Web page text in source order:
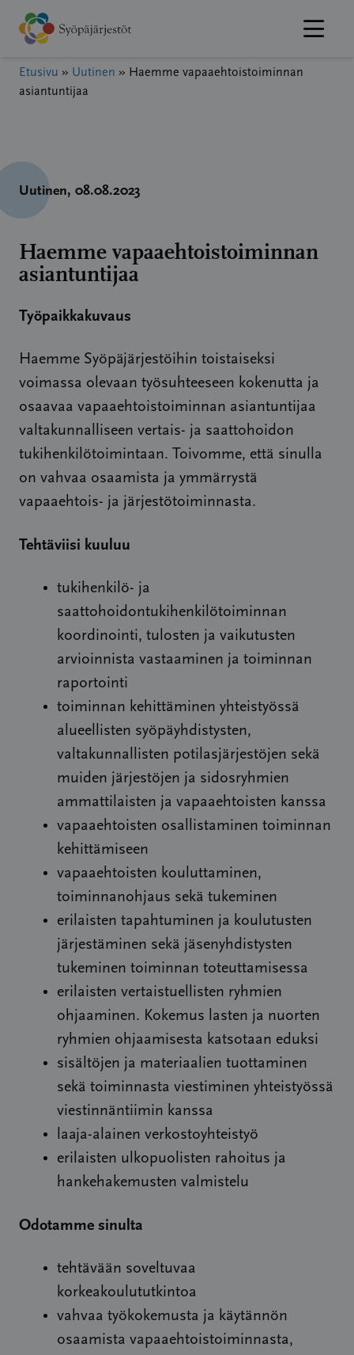
Hyppää
sisältöön
Etusivu » Uutinen » Haemme vapaaehtoistoiminnan
asiantuntijaa
Uutinen, 08.08.2023
Haemme vapaaehtoistoiminnan
asiantuntijaa
Työpaikkakuvaus
Haemme Syöpäjärjestöihin toistaiseksi
voimassa olevaan työsuhteeseen kokenutta ja
osaavaa vapaaehtoistoiminnan asiantuntijaa
valtakunnalliseen vertais- ja saattohoidon
tukihenkilötoimintaan. Toivomme, että sinulla
on vahvaa osaamista ja ymmärrystä
vapaaehtois- ja järjestötoiminnasta.
Tehtäviisi kuuluu
tukihenkilö- ja
saattohoidontukihenkilötoiminnan
koordinointi, tulosten ja vaikutusten
arvioinnista vastaaminen ja toiminnan
raportointi
toiminnan kehittäminen yhteistyössä
alueellisten syöpäyhdistysten,
valtakunnallisten potilasjärjestöjen sekä
muiden järjestöjen ja sidosryhmien
ammattilaisten ja vapaaehtoisten kanssa
vapaaehtoisten osallistaminen toiminnan
kehittämiseen
vapaaehtoisten kouluttaminen,
toiminnanohjaus sekä tukeminen
erilaisten tapahtuminen ja koulutusten
järjestäminen sekä jäsenyhdistysten
tukeminen toiminnan toteuttamisessa
erilaisten vertaistuellisten ryhmien
ohjaaminen. Kokemus lasten ja nuorten
ryhmien ohjaamisesta katsotaan eduksi
sisältöjen ja materiaalien tuottaminen
sekä toiminnasta viestiminen yhteistyössä
viestinnäntiimin kanssa
laaja-alainen verkostoyhteistyö
erilaisten ulkopuolisten rahoitus ja
hankehakemusten valmistelu
Odotamme sinulta
tehtävään soveltuvaa
korkeakoulututkintoa
vahvaa työkokemusta ja käytännön
osaamista vapaaehtoistoiminnasta,